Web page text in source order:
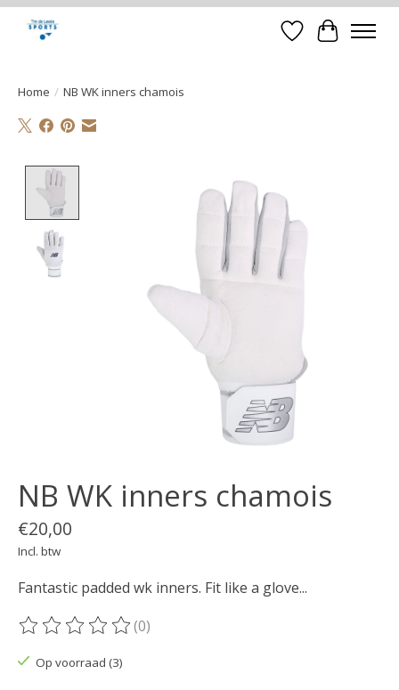
Verlanglijst
Home / NB WK inners chamois
NB WK inners chamois
€20,00
Incl. btw
Fantastic padded wk inners. Fit like a glove...
De beoordeling van dit product is
(0)
Op voorraad (3)